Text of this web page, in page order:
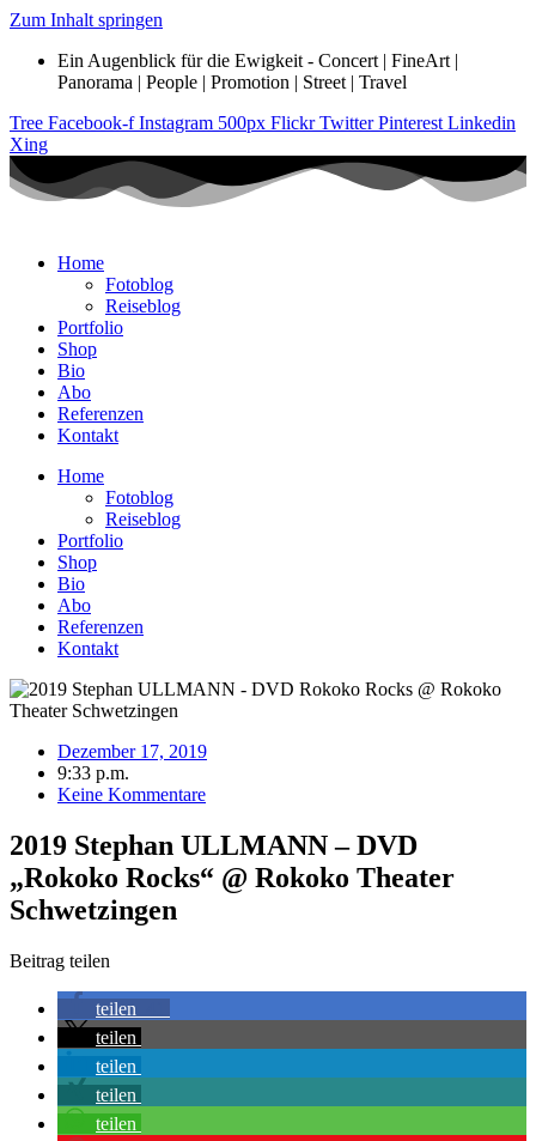
Zum Inhalt springen
Ein Augenblick für die Ewigkeit - Concert | FineArt |
Panorama | People | Promotion | Street | Travel
Tree Facebook-f Instagram 500px Flickr Twitter Pinterest Linkedin
Xing
Home
Fotoblog
Reiseblog
Portfolio
Shop
Bio
Abo
Referenzen
Kontakt
Home
Fotoblog
Reiseblog
Portfolio
Shop
Bio
Abo
Referenzen
Kontakt
Dezember 17, 2019
9:33 p.m.
Keine Kommentare
2019 Stephan ULLMANN – DVD
„Rokoko Rocks“ @ Rokoko Theater
Schwetzingen
Beitrag teilen
teilen
teilen
teilen
teilen
teilen